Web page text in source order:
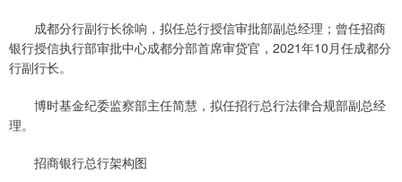
成都分行副行长徐响，拟任总行授信审批部副总经理；曾任招商
银行授信执行部审批中心成都分部首席审贷官，2021年10月任成都分
行副行长。
博时基金纪委监察部主任简慧，拟任招行总行法律合规部副总经
理。
招商银行总行架构图